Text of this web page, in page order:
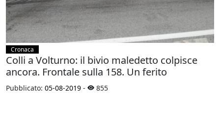
Cronaca
Colli a Volturno: il bivio maledetto colpisce
ancora. Frontale sulla 158. Un ferito
Pubblicato: 05-08-2019 - 855